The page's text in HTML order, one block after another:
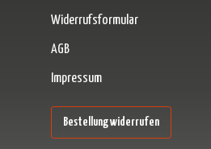
Link)
Tab (externer Link)
– öffnet in neuem Tab (externer Link)
Tab (externer Link)
Widerrufsformular
AGB
Impressum
Bestellung widerrufen